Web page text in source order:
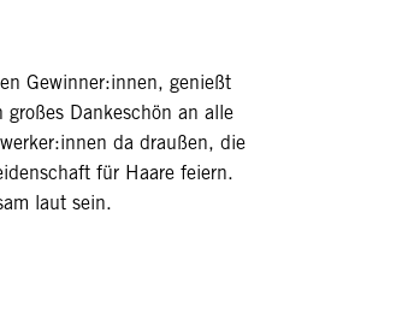
Gewinner:innen, genießt
Dankeschön an alle
da draußen, die
für Haare feiern.
laut sein.